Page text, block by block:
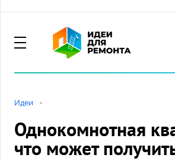
Идеи
Однокомнотная
что может